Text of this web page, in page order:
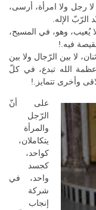
رجل ولا امرأة، أرسى،
الرّبّ الإله.
يُعيب، وهو، في المسيح،
فيه.!
لا بين الرّجال ولا بين
عظمة الله تبدع، في كلّ
وأخرى تتمايز.!
على أنّ
الرّجل
والمرأة
يتكاملان،
كواحد،
كجسد
واحد، في
شركة
إنجاب